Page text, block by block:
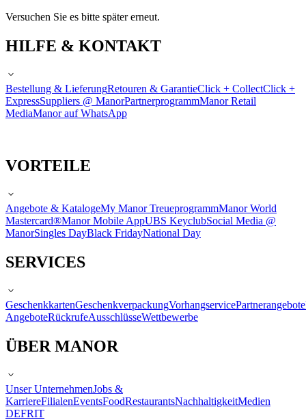
Versuchen Sie es bitte später erneut.
HILFE & KONTAKT
Bestellung & LieferungRetouren & GarantieClick + CollectClick +
ExpressSuppliers @ ManorPartnerprogrammManor Retail
MediaManor auf WhatsApp
VORTEILE
Angebote & KatalogeMy Manor TreueprogrammManor World
Mastercard®Manor Mobile AppUBS KeyclubSocial Media @
ManorSingles DayBlack FridayNational Day
SERVICES
GeschenkkartenGeschenkverpackungVorhangservicePartnerangebote
AngeboteRückrufeAusschlüsseWettbewerbe
ÜBER MANOR
Unser UnternehmenJobs &
KarriereFilialenEventsFoodRestaurantsNachhaltigkeitMedien
DEFRIT